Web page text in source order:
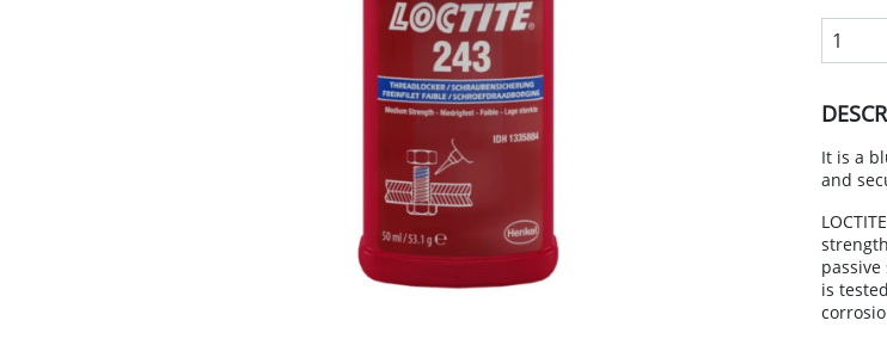
PAPEL
RELOJES
WORK
RUEDAS
VARIOS
HEATERS
WOOD
HOME TEXTILES
LIGHTING
PAINT AND ACCESSORIES
PLUMBING
SMALL ELECTRIC APPLIANCES
TOOLS
1
It is a
and
is